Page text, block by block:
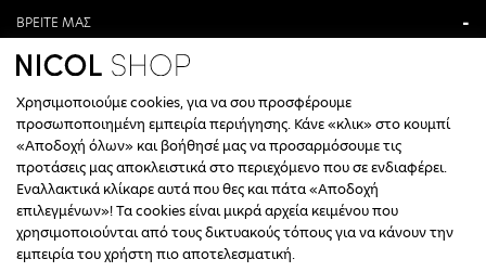
ΒΡΕΙΤΕ ΜΑΣ
ΑΝΤΩΝΙΟΥ ΚΑΜΑΡΑ 3, ΒΕΡΟΙΑ, ΕΛΛΑΔΑ
+30 23310 76336
ΩΡΑΡΙΟ ΤΗΛΕΦΩΝΙΚΟΥ ΚΕΝΤΡΟΥ
ΔΕΥΤΕΡΑ, ΤΕΤΑΡΤΗ: 09:00 - 14:30
ΤΡΙΤΗ, ΠΕΜΠΤΗ, ΠΑΡΑΣΚΕΥΗ: 09:30 - 14:00 & 17:30 - 21:00
ΣΑΒΒΑΤΟ: 09:30 - 14:30
Χρησιμοποιούμε cookies, για να σου προσφέρουμε
προσωποποιημένη εμπειρία περιήγησης. Κάνε «κλικ» στο κουμπί
«Αποδοχή όλων» και βοήθησέ μας να προσαρμόσουμε τις
προτάσεις μας αποκλειστικά στο περιεχόμενο που σε ενδιαφέρει.
Εναλλακτικά κλίκαρε αυτά που θες και πάτα «Αποδοχή
επιλεγμένων»! Τα cookies είναι μικρά αρχεία κειμένου που
χρησιμοποιούνται από τους δικτυακούς τόπους για να κάνουν την
εμπειρία του χρήστη πιο αποτελεσματική.